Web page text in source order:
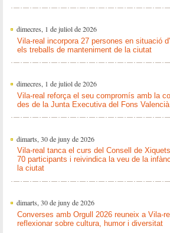
dimecres, 1 de juliol de 2026
Vila-real incorpora 27 persones en situació
els treballs de manteniment de la ciutat
dimecres, 1 de juliol de 2026
Vila-real reforça el seu compromís amb la
des de la Junta Executiva del Fons
dimarts, 30 de juny de 2026
Vila-real tanca el curs del Consell de
70 participants i reivindica la veu de la
la ciutat
dimarts, 30 de juny de 2026
Converses amb Orgull 2026 reuneix a Vila-
reflexionar sobre cultura, humor i diversitat